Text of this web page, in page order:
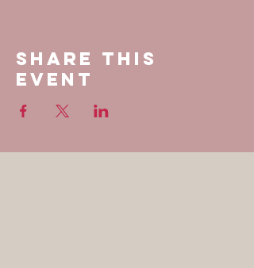
Share This
Event